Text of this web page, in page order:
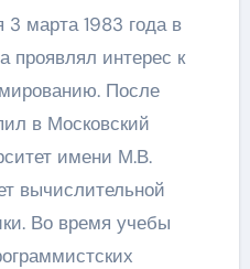
марта 1983 года в
проявлял интерес к
После
в Московский
имени М.В.
вычислительной
Во время учебы